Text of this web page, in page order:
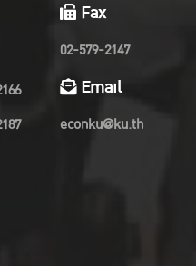
Fax
02-579-2147
Email
econku@ku.th